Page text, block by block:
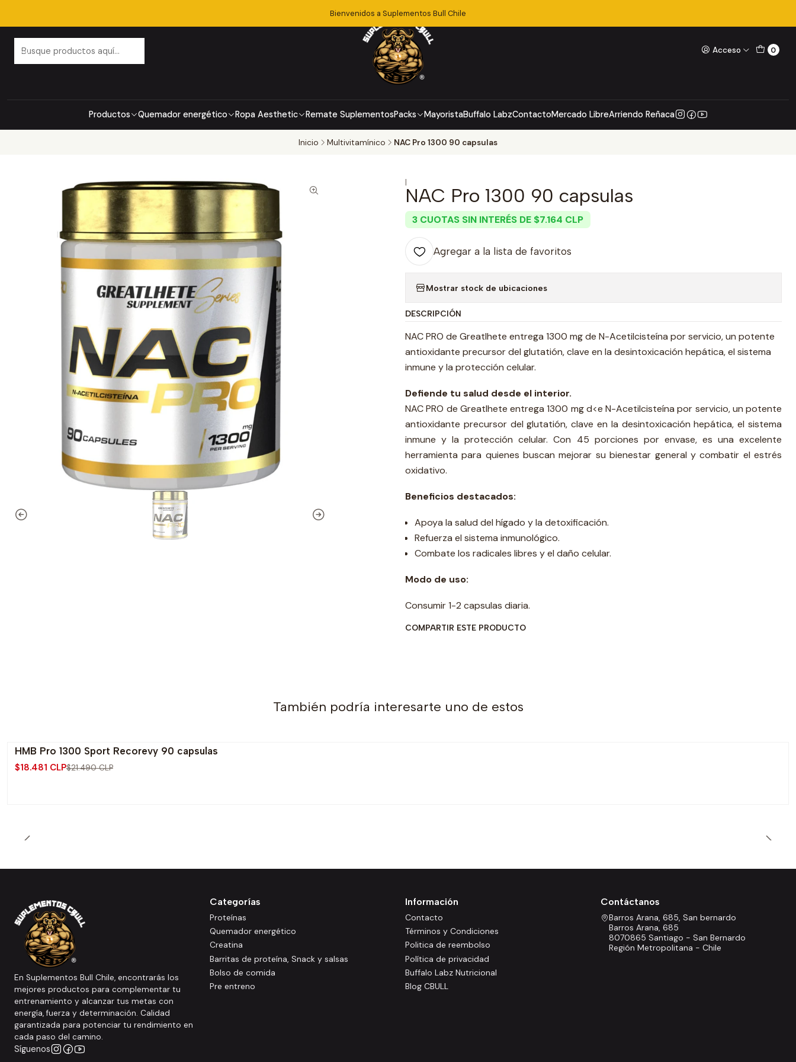
Acceso 0
Productos Quemador energético Ropa Aesthetic Remate SuplementosPacks MayoristaBuffalo LabzContactoMercado LibreArriendo Reñaca
Bienvenidos a Suplementos Bull Chile
Inicio Multivitamínico NAC Pro 1300 90 capsulas
|
NAC Pro 1300 90 capsulas
3 CUOTAS SIN INTERÉS DE $7.164 CLP
Agregar a la lista de favoritos
Mostrar stock de ubicaciones
DESCRIPCIÓN
NAC PRO de Greatlhete entrega 1300 mg de N-Acetilcisteína por servicio, un potente
antioxidante precursor del glutatión, clave en la desintoxicación hepática, el sistema
inmune y la protección celular.
Defiende tu salud desde el interior.
NAC PRO de Greatlhete entrega 1300 mg d<e N-Acetilcisteína por servicio, un potente
antioxidante precursor del glutatión, clave en la desintoxicación hepática, el sistema
inmune y la protección celular. Con 45 porciones por envase, es una excelente
herramienta para quienes buscan mejorar su bienestar general y combatir el estrés
oxidativo.
Beneficios destacados:
Apoya la salud del hígado y la detoxificación.
Refuerza el sistema inmunológico.
Combate los radicales libres y el daño celular.
Modo de uso:
Consumir 1-2 capsulas diaria.
COMPARTIR ESTE PRODUCTO
También podría interesarte uno de estos
-14% OFF
HMB Pro 1300 Sport Recorevy 90 capsulas
$18.481 CLP$21.490 CLP
En Suplementos Bull Chile, encontrarás los
mejores productos para complementar tu
entrenamiento y alcanzar tus metas con
energía, fuerza y determinación. Calidad
garantizada para potenciar tu rendimiento en
cada paso del camino.
Síguenos
Categorías
Proteínas
Quemador energético
Creatina
Barritas de proteína, Snack y salsas
Bolso de comida
Pre entreno
Información
Contacto
Términos y Condiciones
Politica de reembolso
Política de privacidad
Buffalo Labz Nutricional
Blog CBULL
Contáctanos
Barros Arana, 685, San bernardo
Barros Arana, 685
8070865 Santiago - San Bernardo
Región Metropolitana - Chile